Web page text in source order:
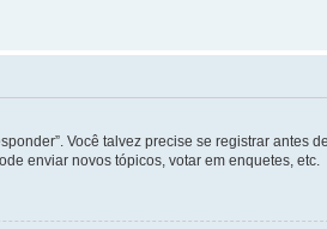
Você talvez precise se registrar antes
enviar novos tópicos, votar em enquetes, etc.